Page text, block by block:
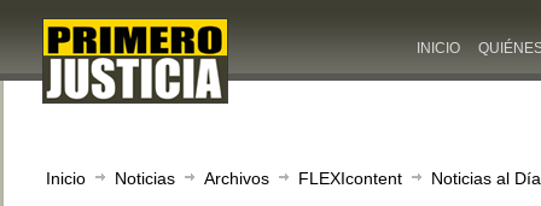
INICIO
Inicio Noticias Archivos FLEXIcontent Noticias al Día